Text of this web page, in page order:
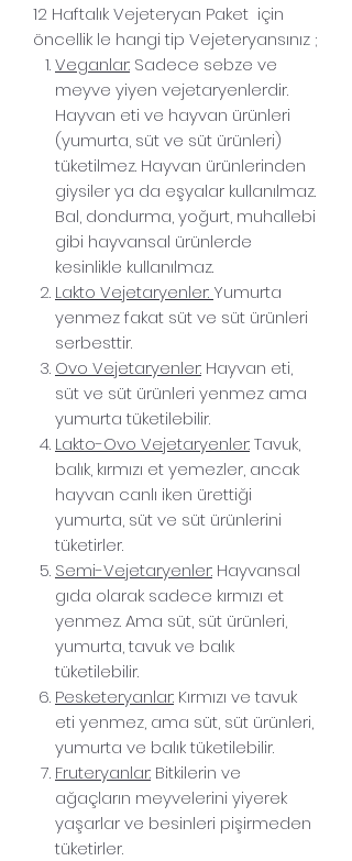
12 Haftalık Vejeteryan Paket için
öncellik le hangi tip Vejeteryansınız ;
Veganlar: Sadece sebze ve
meyve yiyen vejetaryenlerdir.
Hayvan eti ve hayvan ürünleri
(yumurta, süt ve süt ürünleri)
tüketilmez. Hayvan ürünlerinden
giysiler ya da eşyalar kullanılmaz.
Bal, dondurma, yoğurt, muhallebi
gibi hayvansal ürünlerde
kesinlikle kullanılmaz.
Lakto Vejetaryenler: Yumurta
yenmez fakat süt ve süt ürünleri
serbesttir.
Ovo Vejetaryenler: Hayvan eti,
süt ve süt ürünleri yenmez ama
yumurta tüketilebilir.
Lakto-Ovo Vejetaryenler:Tavuk,
balık, kırmızı et yemezler, ancak
hayvan canlı iken ürettiği
yumurta, süt ve süt ürünlerini
tüketirler.
Semi-Vejetaryenler: Hayvansal
gıda olarak sadece kırmızı et
yenmez. Ama süt, süt ürünleri,
yumurta, tavuk ve balık
tüketilebilir.
Pesketeryanlar: Kırmızı ve tavuk
eti yenmez, ama süt, süt ürünleri,
yumurta ve balık tüketilebilir.
Fruteryanlar: Bitkilerin ve
ağaçların meyvelerini yiyerek
yaşarlar ve besinleri pişirmeden
tüketirler.